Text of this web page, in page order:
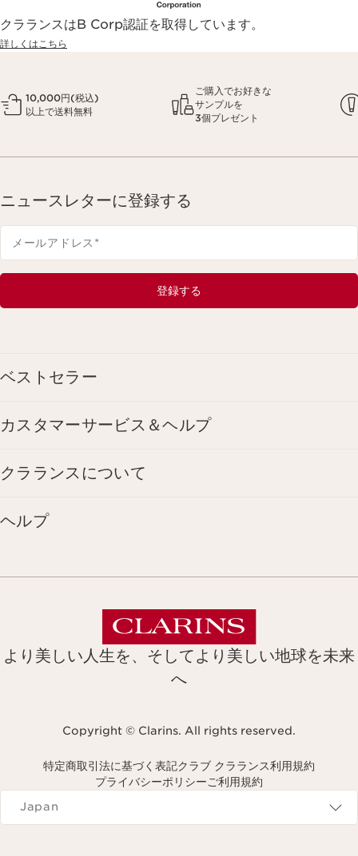
クラランスはB Corp認証を取得しています。
詳しくはこちら
10,000円(税込)
以上で送料無料
ご購入でお好きな
サンプルを
3個プレゼント
ニュースレターに登録する
メールアドレス *
登録する
ベストセラー
カスタマーサービス＆ヘルプ
クラランスについて
ヘルプ
より美しい人生を、そしてより美しい地球を未来
へ
Copyright © Clarins. All rights reserved.
特定商取引法に基づく表記クラブ クラランス利用規約
プライバシーポリシーご利用規約
Navigates to
Japan